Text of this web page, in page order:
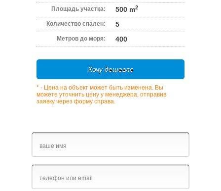
Площадь участка: 500 m2
Количество спален: 5
Метров до моря: 400
Хочу дешевле
* - Цена на объект может быть изменена. Вы
можете уточнить цену у менеджера, отправив
заявку через форму справа.